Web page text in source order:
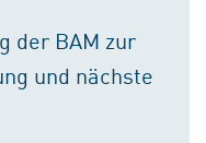
der BAM zur
und nächste